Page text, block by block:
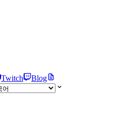
Twitch
Blog